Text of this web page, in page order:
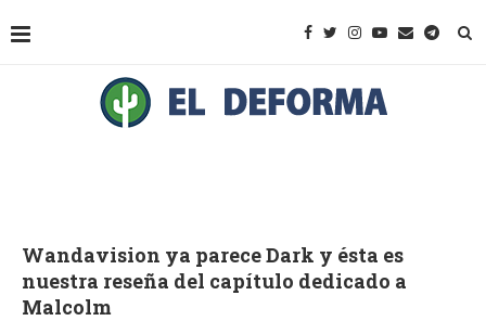
Wandavision ya parece Dark y ésta es
nuestra reseña del capítulo dedicado a
Malcolm